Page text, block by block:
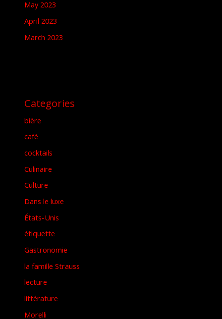
May 2023
April 2023
March 2023
Categories
bière
café
cocktails
Culinaire
Culture
Dans le luxe
États-Unis
étiquette
Gastronomie
la famille Strauss
lecture
littérature
Morelli